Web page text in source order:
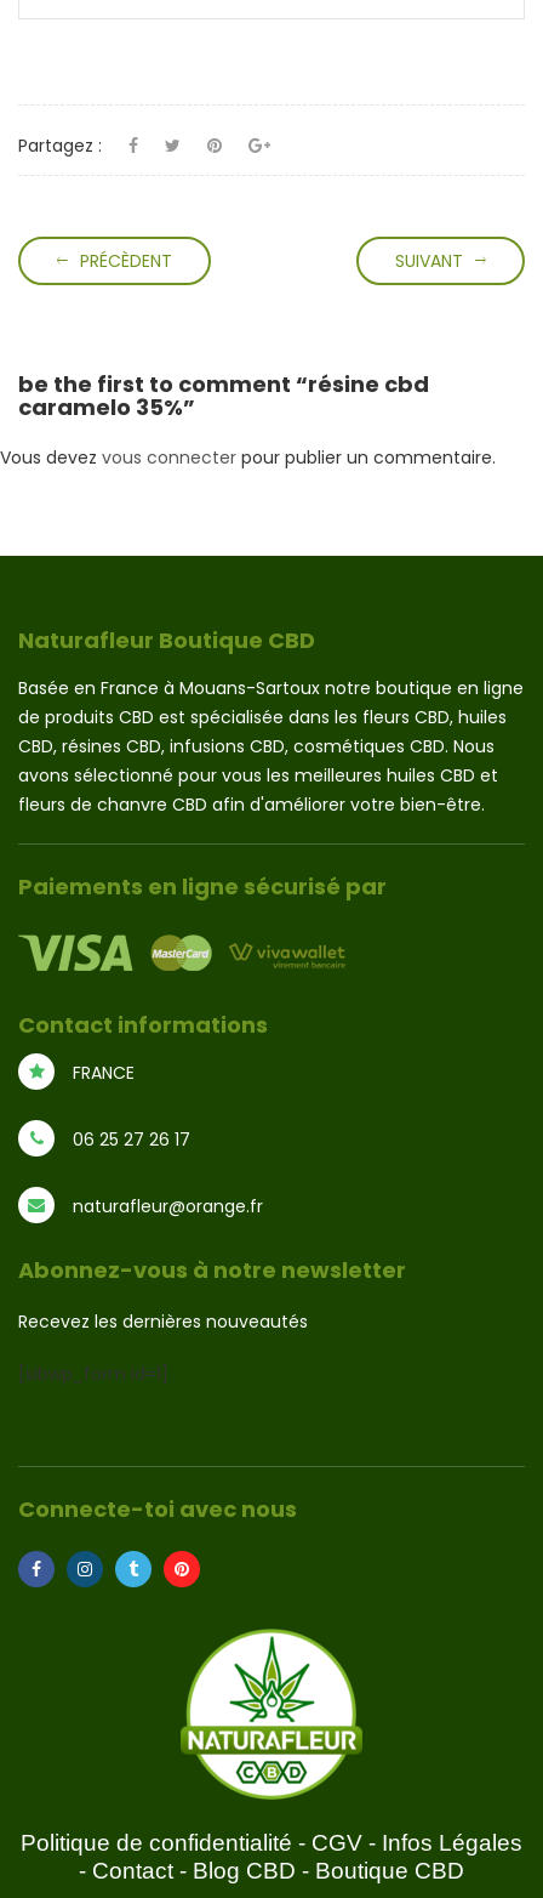
Partagez :
PRÉCÈDENT SUIVANT
be the first to comment “résine cbd
caramelo 35%”
Vous devez vous connecter pour publier un commentaire.
Naturafleur Boutique CBD
Basée en France à Mouans-Sartoux notre boutique en ligne
de produits CBD est spécialisée dans les fleurs CBD, huiles
CBD, résines CBD, infusions CBD, cosmétiques CBD. Nous
avons sélectionné pour vous les meilleures huiles CBD et
fleurs de chanvre CBD afin d'améliorer votre bien-être.
Paiements en ligne sécurisé par
Contact informations
FRANCE
06 25 27 26 17
naturafleur@orange.fr
Abonnez-vous à notre newsletter
Recevez les dernières nouveautés
[sibwp_form id=1]
Connecte-toi avec nous
Politique de confidentialité - CGV - Infos Légales
- Contact - Blog CBD - Boutique CBD